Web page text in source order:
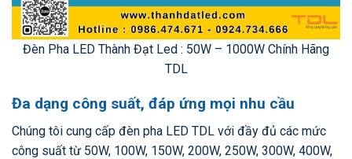
Đèn Pha LED Thành Đạt Led : 50W – 1000W Chính Hãng
TDL
Đa dạng công suất, đáp ứng mọi nhu cầu
Chúng tôi cung cấp đèn pha LED TDL với đầy đủ các mức
công suất từ 50W, 100W, 150W, 200W, 250W, 300W, 400W,